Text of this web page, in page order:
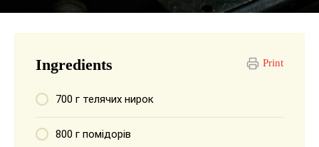
Print
Ingredients
700 г телячих нирок
800 г помідорів